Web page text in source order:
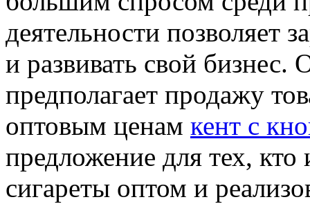
деятельности позволяет
и развивать свой бизнес.
предполагает продажу
оптовым ценам кент с
предложение для тех, кто
сигареты оптом и